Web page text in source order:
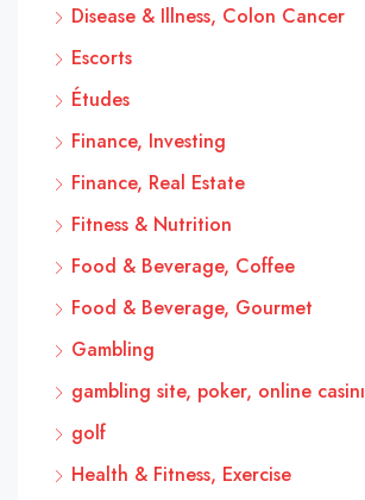
Disease & Illness, Colon Cancer
Escorts
Études
Finance, Investing
Finance, Real Estate
Fitness & Nutrition
Food & Beverage, Coffee
Food & Beverage, Gourmet
Gambling
gambling site, poker, online casinı
golf
Health & Fitness, Exercise